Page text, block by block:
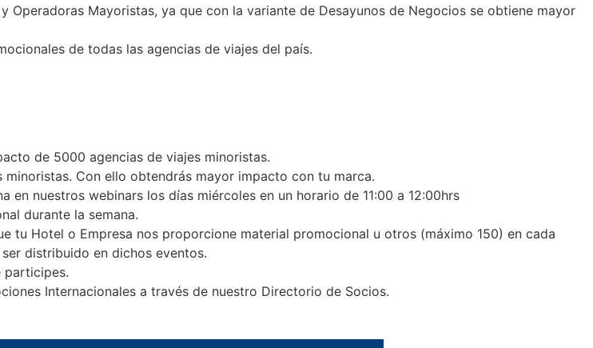
Mayoristas, ya que con la variante de Desayunos de Negocios se obtiene mayor
de todas las agencias de viajes del país.
de 5000 agencias de viajes minoristas.
Con ello obtendrás mayor impacto con tu marca.
nuestros webinars los días miércoles en un horario de 11:00 a 12:00hrs
durante la semana.
tu Hotel o Empresa nos proporcione material promocional u otros (máximo 150) en cada
distribuido en dichos eventos.
participes.
Internacionales a través de nuestro Directorio de Socios.